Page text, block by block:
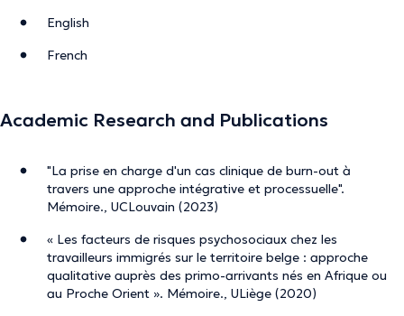
English
French
Academic Research and Publications
"La prise en charge d'un cas clinique de burn-out à
travers une approche intégrative et processuelle".
Mémoire., UCLouvain (2023)
« Les facteurs de risques psychosociaux chez les
travailleurs immigrés sur le territoire belge : approche
qualitative auprès des primo-arrivants nés en Afrique ou
au Proche Orient ». Mémoire., ULiège (2020)